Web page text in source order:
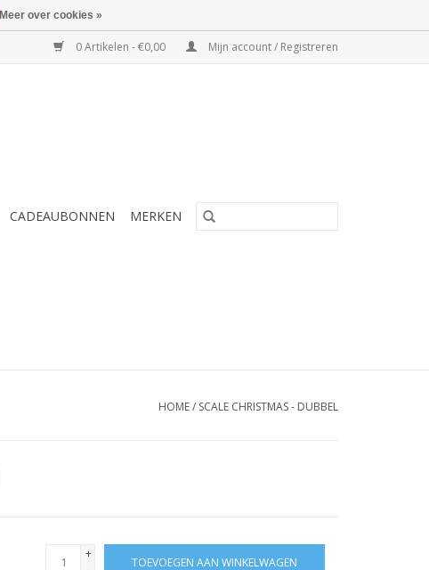
0 Artikelen - €0,00 Mijn account / Registreren
CADEAUBONNEN MERKEN
HOME/ SCALE CHRISTMAS - DUBBEL
+
TOEVOEGEN AAN WINKELWAGEN
Meer over cookies »